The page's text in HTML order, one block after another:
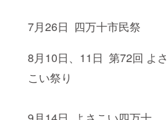
7月26日 四万十市民祭
8月10日、11日 第72回 よさ
こい祭り